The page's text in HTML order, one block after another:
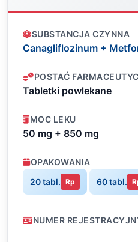
SUBSTANCJA CZYNNA
Canagliflozinum +
POSTAĆ
Tabletki powlekane
MOC LEKU
50 mg + 850 mg
OPAKOWANIA
20 tabl. Rp 60 tabl.
NUMER